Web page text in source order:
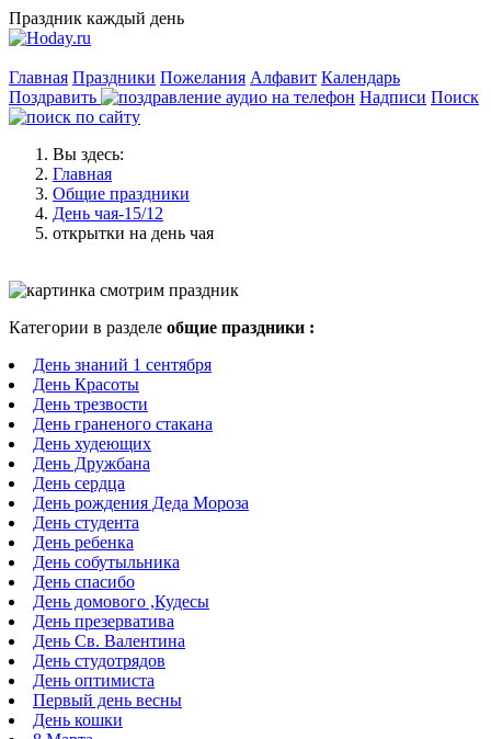
Праздник каждый день
Главная Праздники Пожелания Алфавит Календарь
Поздравить
Надписи Поиск
Вы здесь:
Главная
Общие праздники
День чая-15/12
открытки на день чая
Категории в разделе общие праздники :
День знаний 1 сентября
День Красоты
День трезвости
День граненого стакана
День худеющих
День Дружбана
День сердца
День рождения Деда Мороза
День студента
День ребенка
День собутыльника
День спасибо
День домового ,Кудесы
День презерватива
День Св. Валентина
День студотрядов
День оптимиста
Первый день весны
День кошки